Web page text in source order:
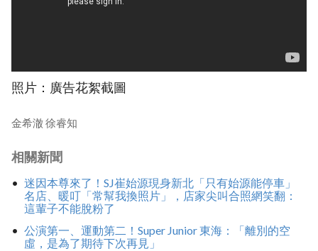
照片：廣告花絮截圖
金希澈 徐睿知
相關新聞
迷因本尊來了！SJ崔始源現身新北「只有始源能停車」
名店、暖叮「常幫我換照片」，店家尖叫合照網笑翻：
這輩子不能脫粉了
公演第一、運動第二！Super Junior 東海：「離別的空
虛，是為了期待下次再見」